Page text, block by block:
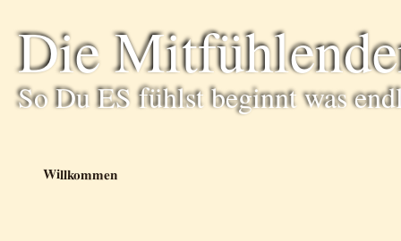
Die
So Du ES fühlst beginnt was
Willkommen